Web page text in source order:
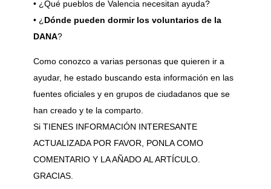
• ¿Qué pueblos de Valencia necesitan ayuda?
• ¿ Dónde pueden dormir los voluntarios de la
DANA?
Como conozco a varias personas que quieren ir a
ayudar, he estado buscando esta información en las
fuentes oficiales y en grupos de ciudadanos que se
han creado y te la comparto.
Si TIENES INFORMACIÓN INTERESANTE
ACTUALIZADA POR FAVOR, PONLA COMO
COMENTARIO Y LA AÑADO AL ARTÍCULO.
GRACIAS.